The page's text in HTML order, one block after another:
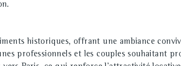
historiques, offrant une ambiance
professionnels et les couples souhaitant